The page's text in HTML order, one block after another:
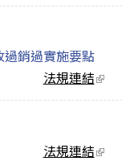
銷過實施要點
法規連結
法規連結